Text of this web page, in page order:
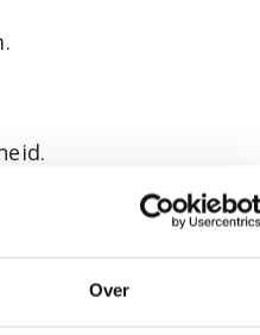
Over